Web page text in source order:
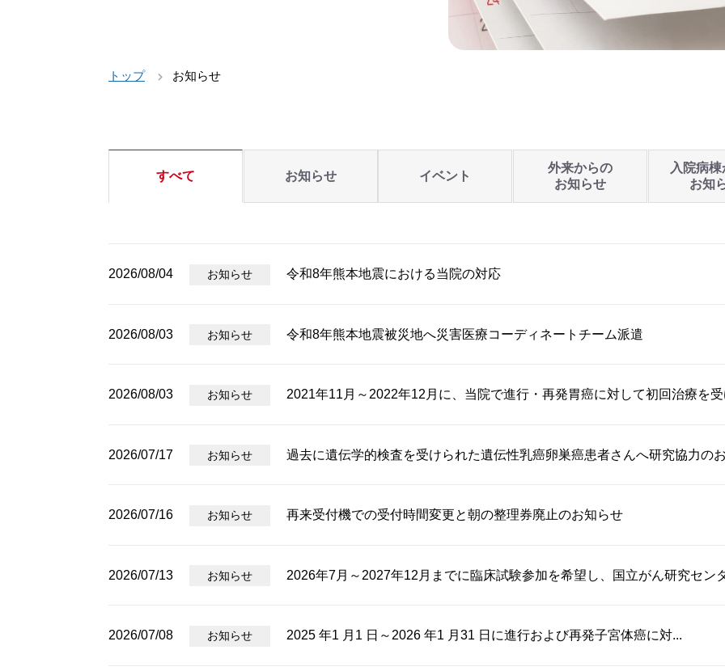
トップ お知らせ
すべて お知らせ イベント
外来からの
お知らせ
入院病
お知
2026/08/04 お知らせ 令和8年熊本地震における当院の対応
2026/08/03 お知らせ 令和8年熊本地震被災地へ災害医療コーディネートチーム派遣
2026/08/03 お知らせ 2021年11月～2022年12月に、当院で進行・再発胃癌に対して初回治療を受
2026/07/17 お知らせ 過去に遺伝学的検査を受けられた遺伝性乳癌卵巣癌患者さんへ研究協力の
2026/07/16 お知らせ 再来受付機での受付時間変更と朝の整理券廃止のお知らせ
2026/07/13 お知らせ 2026年7月～2027年12月までに臨床試験参加を希望し、国立がん研究セン
2026/07/08 お知らせ 2025 年1 月1 日～2026 年1 月31 日に進行および再発子宮体癌に対...